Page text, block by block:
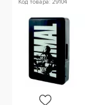
Код товара: 29104